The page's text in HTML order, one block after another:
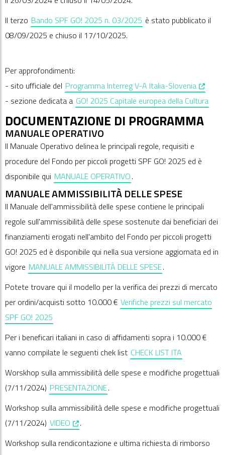
Il terzo Bando SPF GO! 2025 n. 03/2025 è stato pubblicato il
08/09/2025 e chiuso il 17/10/2025.
Per approfondimenti:
- sito ufficiale del Programma Interreg V-A Italia-Slovenia, opens
- sezione dedicata a GO! 2025 Capitale europea della Cultura
DOCUMENTAZIONE DI PROGRAMMA
MANUALE OPERATIVO
Il Manuale Operativo delinea le principali regole, requisiti e
procedure del Fondo per piccoli progetti SPF GO! 2025 ed è
disponibile qui MANUALE OPERATIVO.
MANUALE AMMISSIBILITÀ DELLE SPESE
Il Manuale dell'ammissibilità delle spese contiene le principali
regole sull'ammissibilità delle spese sostenute dai beneficiari dei
finanziamenti erogati nell'ambito del Fondo per piccoli progetti
GO! 2025 ed è disponibile qui nella sua versione aggiornata ed in
vigore MANUALE AMMISSIBILITÀ DELLE SPESE.
Potete trovare qui il modello per la verifica dei prezzi di mercato
per ordini/acquisti sotto 10.000 € Verifiche prezzi sul mercato
SPF GO! 2025
Per i beneficari italiani in caso di affidamenti sopra i 10.000 €
vanno compilate le seguenti chek list CHECK LIST ITA
Worskhop sulla ammissibilità delle spese e modifiche progettuali
(7/11/2024) PRESENTAZIONE.
Workshop sulla ammissibilità delle spese e modifiche progettuali
(7/11/2024) VIDEO , opens in a new window
.
Workshop sulla rendicontazione e ultima richiesta di rimborso